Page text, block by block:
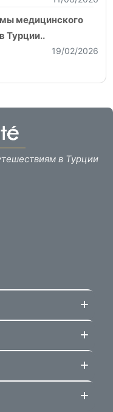
медицинского
Турции..
19/02/2026
в Турции